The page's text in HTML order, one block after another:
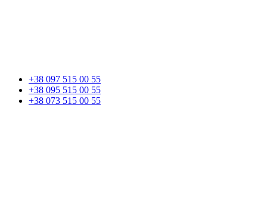
+38 097 515 00 55
+38 095 515 00 55
+38 073 515 00 55